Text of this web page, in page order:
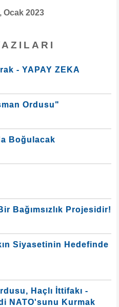
Ocak 2023
- YAPAY ZEKA
Ordusu"
Boğulacak
Bağımsızlık Projesidir!
Siyasetinin Hedefinde
Haçlı İttifakı -
NATO'sunu Kurmak